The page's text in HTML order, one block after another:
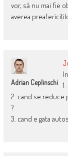
vor, să nu mai fie
averea
Adrian Ceplinschi
2. cand se reduce
?
3. cand e gata